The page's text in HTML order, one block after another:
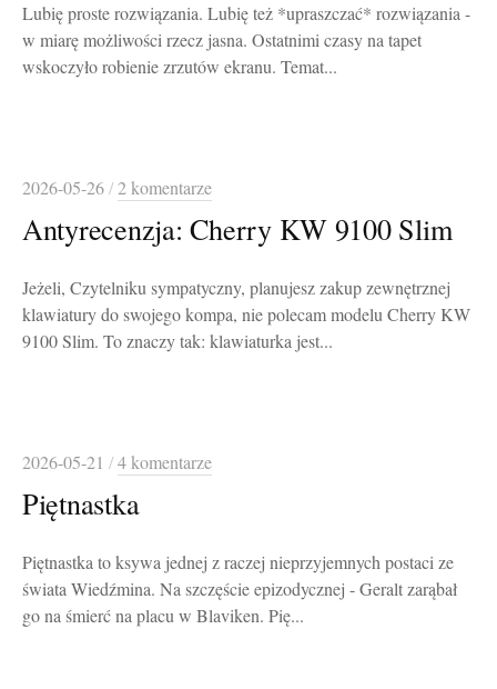
Lubię proste rozwiązania. Lubię też *upraszczać* rozwiązania -
w miarę możliwości rzecz jasna. Ostatnimi czasy na tapet
wskoczyło robienie zrzutów ekranu. Temat...
2026-05-26/2 komentarze
Antyrecenzja: Cherry KW 9100 Slim
Jeżeli, Czytelniku sympatyczny, planujesz zakup zewnętrznej
klawiatury do swojego kompa, nie polecam modelu Cherry KW
9100 Slim. To znaczy tak: klawiaturka jest...
2026-05-21 /4 komentarze
Piętnastka
Piętnastka to ksywa jednej z raczej nieprzyjemnych postaci ze
świata Wiedźmina. Na szczęście epizodycznej - Geralt zarąbał
go na śmierć na placu w Blaviken. Pię...